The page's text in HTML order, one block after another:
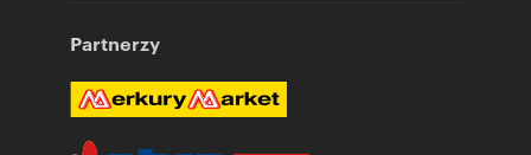
Partnerzy